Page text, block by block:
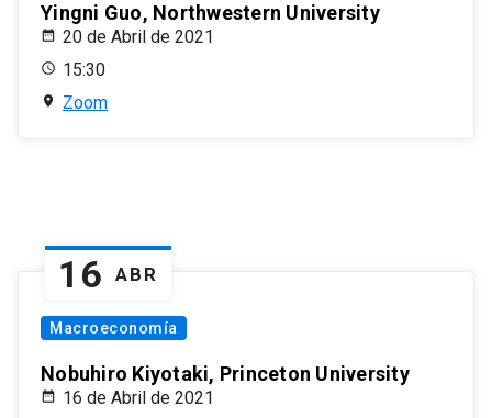
Yingni Guo, Northwestern University
20 de Abril de 2021
15:30
Zoom
16 ABR
Macroeconomía
Nobuhiro Kiyotaki, Princeton University
16 de Abril de 2021